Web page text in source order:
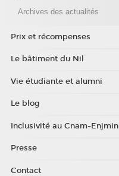
Archives des actualités
Prix et récompenses
Le bâtiment du Nil
Vie étudiante et alumni
Le blog
Inclusivité au Cnam-Enjmin
Presse
Contact